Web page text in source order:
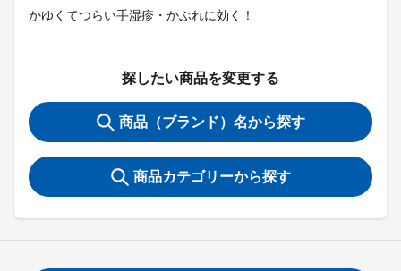
かゆくてつらい手湿疹・かぶれに効く！
探したい商品を変更する
商品（ブランド）名から探す
商品カテゴリーから探す